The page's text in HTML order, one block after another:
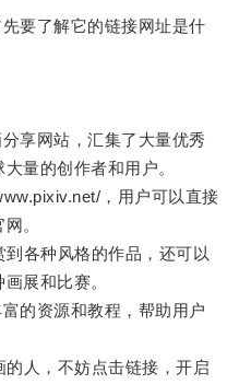
了解它的链接网址是什
网站，汇集了大量优秀
量的创作者和用户。
，用户可以直接
。
各种风格的作品，还可以
展和比赛。
资源和教程，帮助用户
人，不妨点击链接，开启